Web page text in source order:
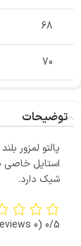
68
70
توضیحات
پالتو لمزور
استایل خاصی
شیک دارد.
0/5
(0 Reviews)